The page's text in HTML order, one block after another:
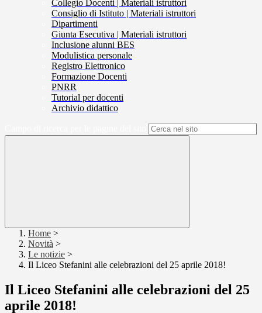
Collegio Docenti | Materiali istruttori
Consiglio di Istituto | Materiali istruttori
Dipartimenti
Giunta Esecutiva | Materiali istruttori
Inclusione alunni BES
Modulistica personale
Registro Elettronico
Formazione Docenti
PNRR
Tutorial per docenti
Archivio didattico
Home >
Novità >
Le notizie >
Il Liceo Stefanini alle celebrazioni del 25 aprile 2018!
Il Liceo Stefanini alle celebrazioni del 25
aprile 2018!